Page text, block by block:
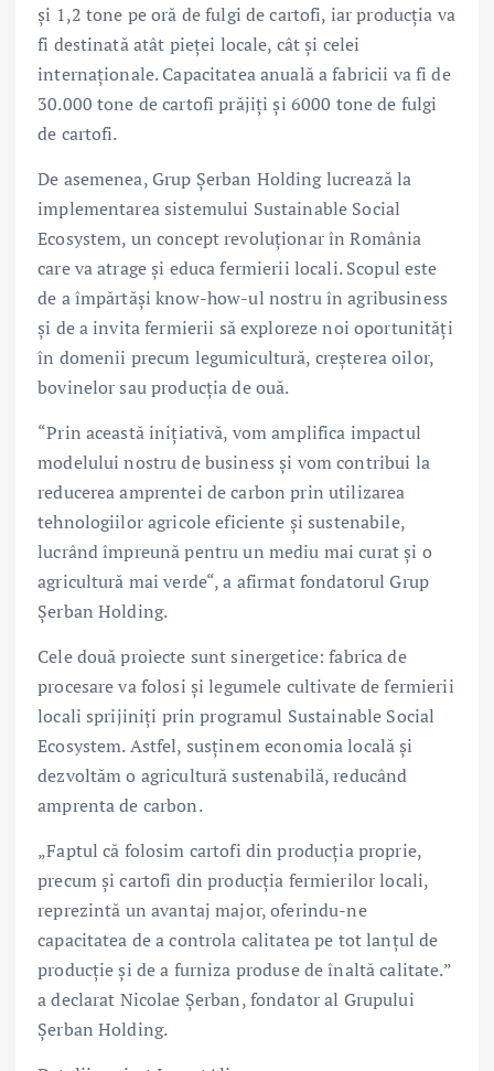
și 1,2 tone pe oră de fulgi de cartofi, iar producția va
fi destinată atât pieței locale, cât și celei
internaționale. Capacitatea anuală a fabricii va fi de
30.000 tone de cartofi prăjiți și 6000 tone de fulgi
de cartofi.
De asemenea, Grup Șerban Holding lucrează la
implementarea sistemului Sustainable Social
Ecosystem, un concept revoluționar în România
care va atrage și educa fermierii locali. Scopul este
de a împărtăși know-how-ul nostru în agribusiness
și de a invita fermierii să exploreze noi oportunități
în domenii precum legumicultură, creșterea oilor,
bovinelor sau producția de ouă.
“Prin această inițiativă, vom amplifica impactul
modelului nostru de business și vom contribui la
reducerea amprentei de carbon prin utilizarea
tehnologiilor agricole eficiente și sustenabile,
lucrând împreună pentru un mediu mai curat și o
agricultură mai verde“, a afirmat fondatorul Grup
Șerban Holding.
Cele două proiecte sunt sinergetice: fabrica de
procesare va folosi și legumele cultivate de fermierii
locali sprijiniți prin programul Sustainable Social
Ecosystem. Astfel, susținem economia locală și
dezvoltăm o agricultură sustenabilă, reducând
amprenta de carbon.
„Faptul că folosim cartofi din producția proprie,
precum și cartofi din producția fermierilor locali,
reprezintă un avantaj major, oferindu-ne
capacitatea de a controla calitatea pe tot lanțul de
producție și de a furniza produse de înaltă calitate.”
a declarat Nicolae Șerban, fondator al Grupului
Șerban Holding.